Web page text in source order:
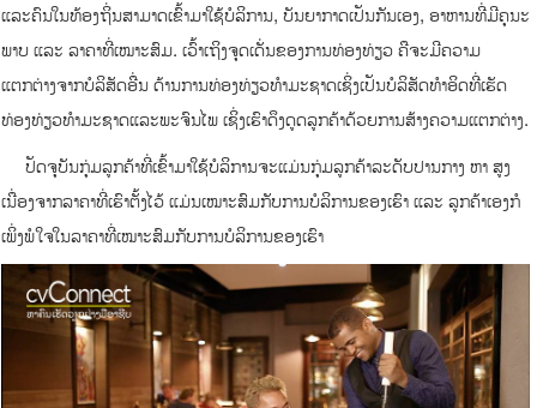
ແລະຄົນໃນທ້ອງຖິ່ນສາມາດເຂົ້າມາໃຊ້ບໍລິການ, ບັນຍາກາດເປັນກັນເອງ, ອາຫານທີ່ມີຄຸນະ
ພາບ ແລະ ລາຄາທີ່ເໝາະສົມ. ເວົ້າເຖິງຈຸດເດັ່ນຂອງການທ່ອງທ່ຽວ ຄືຈະມີຄວາມ
ແຕກຕ່າງຈາກບໍລິສັດອື່ນ ດ້ານການທ່ອງທ່ຽວທຳມະຊາດເຊິ່ງເປັນບໍລິສັດທຳອິດທີ່ເຮັດ
ທ່ອງທ່ຽວທຳມະຊາດແລະພະຈົນໄພ ເຊິ່ງເຮົາດຶງດູດລູກຄ້າດ້ວຍການສ້າງຄວາມແຕກຕ່າງ.
ປັດຈຸບັນກຸ່ມລູກຄ້າທີ່ເຂົ້າມາໃຊ້ບໍລິການຈະແມ່ນກຸ່ມລູກຄ້າລະດັບປານກາງ ຫາ ສູງ
ເນື່ອງຈາກລາຄາທີ່ເຮົາຕັ້ງໄວ້ ແມ່ນເໝາະສົມກັບການບໍລິການຂອງເຮົາ ແລະ ລູກຄ້າເອງກໍ
ເພິ່ງພໍໃຈໃນລາຄາທີ່ເໝາະສົມກັບການບໍລິການຂອງເຮົາ